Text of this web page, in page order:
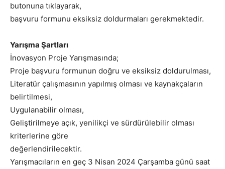
butonuna tıklayarak,
başvuru formunu eksiksiz doldurmaları gerekmektedir.
Yarışma Şartları
İnovasyon Proje Yarışmasında;
Proje başvuru formunun doğru ve eksiksiz doldurulması,
Literatür çalışmasının yapılmış olması ve kaynakçaların
belirtilmesi,
Uygulanabilir olması,
Geliştirilmeye açık, yenilikçi ve sürdürülebilir olması
kriterlerine göre
değerlendirilecektir.
Yarışmacıların en geç 3 Nisan 2024 Çarşamba günü saat